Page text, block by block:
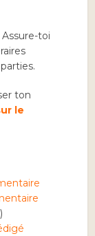
toi
ton
le